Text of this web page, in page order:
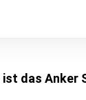
ist das